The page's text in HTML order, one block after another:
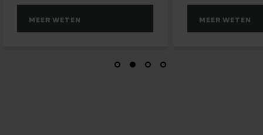
MEER WETEN MEER WETEN